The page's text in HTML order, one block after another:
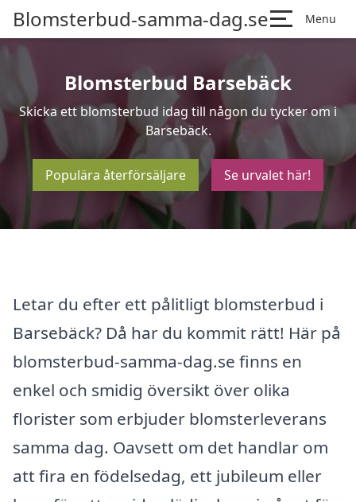
Blomsterbud-samma-dag.se Menu
Blomsterbud Barsebäck
Skicka ett blomsterbud idag till någon du tycker om i
Barsebäck.
Populära återförsäljare Se urvalet här!
Letar du efter ett pålitligt blomsterbud i
Barsebäck? Då har du kommit rätt! Här på
blomsterbud-samma-dag.se finns en
enkel och smidig översikt över olika
florister som erbjuder blomsterleverans
samma dag. Oavsett om det handlar om
att fira en födelsedag, ett jubileum eller